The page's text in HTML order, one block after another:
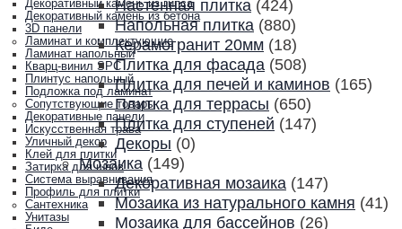
Декоративный камень из гипса
Декоративный камень из бетона
3D панели
Ламинат и комплектующие
Ламинат напольный
Кварц-винил SPC
Плинтус напольный
Подложка под ламинат
Сопутствующие товары
Декоративные панели
Искусственная трава
Уличный декор
Клей для плитки
Затирка для швов
Система выравнивания
Профиль для плитки
Сантехника
Унитазы
Настенная плитка (424)
Напольная плитка (880)
Керамогранит 20мм (18)
Плитка для фасада (508)
Плитка для печей и каминов (165)
Плитка для террасы (650)
Плитка для ступеней (147)
Декоры (0)
Мозаика (149)
Декоративная мозаика (147)
Мозаика из натурального камня (41)
Мозаика для бассейнов (26)